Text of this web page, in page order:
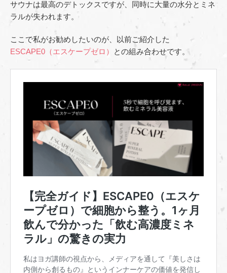
サウナは最高のデトックスですが、同時に大量の水分とミネ
ラルが失われます。
ここで私がお勧めしたいのが、以前ご紹介した
ESCAPE0（エスケープゼロ）
との組み合わせです。